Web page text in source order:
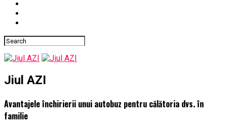
Jiul AZI
Avantajele închirierii unui autobuz pentru călătoria dvs. în
familie